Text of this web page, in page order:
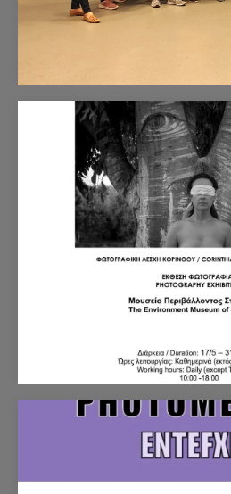
Έκθεση της Φωτογραφικής
τίτλο 'Human Nature' στο
Περιβάλλοντος Στυμφαλίας
Την Κυριακή 28/5/2023 φίλοι
επισκέφθηκαν το Μουσείο
όπου τα μέλη της
Έκθεση φωτογραφίας
Κορίνθου «Human Nature»
Έκθεση φωτογραφίας /